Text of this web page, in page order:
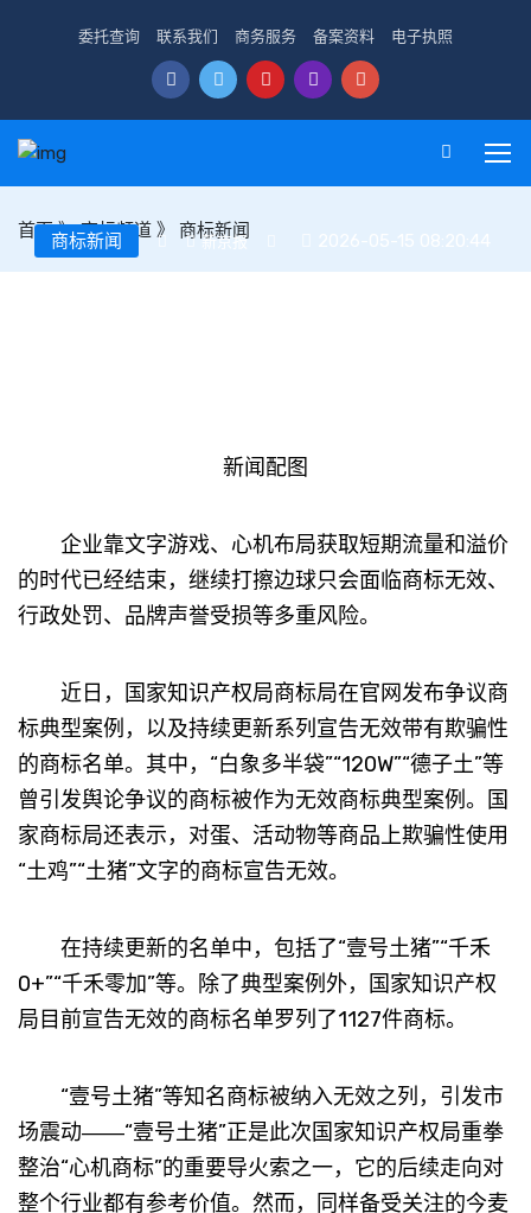
委托查询 联系我们 商务服务 备案资料 电子执照
首页》商标频道 》 商标新闻
商标新闻 新京报 2026-05-15 08:20:44
新闻配图
企业靠文字游戏、心机布局获取短期流量和溢价
的时代已经结束，继续打擦边球只会面临商标无效、
行政处罚、品牌声誉受损等多重风险。
近日，国家知识产权局商标局在官网发布争议商
标典型案例，以及持续更新系列宣告无效带有欺骗性
的商标名单。其中，“白象多半袋”“120W”“德子土”等
曾引发舆论争议的商标被作为无效商标典型案例。国
家商标局还表示，对蛋、活动物等商品上欺骗性使用
“土鸡”“土猪”文字的商标宣告无效。
在持续更新的名单中，包括了“壹号土猪”“千禾
0+”“千禾零加”等。除了典型案例外，国家知识产权
局目前宣告无效的商标名单罗列了1127件商标。
“壹号土猪”等知名商标被纳入无效之列，引发市
场震动――“壹号土猪”正是此次国家知识产权局重拳
整治“心机商标”的重要导火索之一，它的后续走向对
整个行业都有参考价值。然而，同样备受关注的今麦